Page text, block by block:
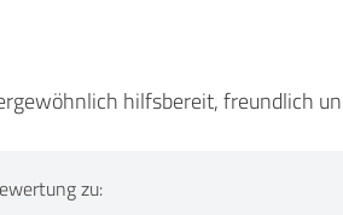
hilfsbereit, freundlich
zu: